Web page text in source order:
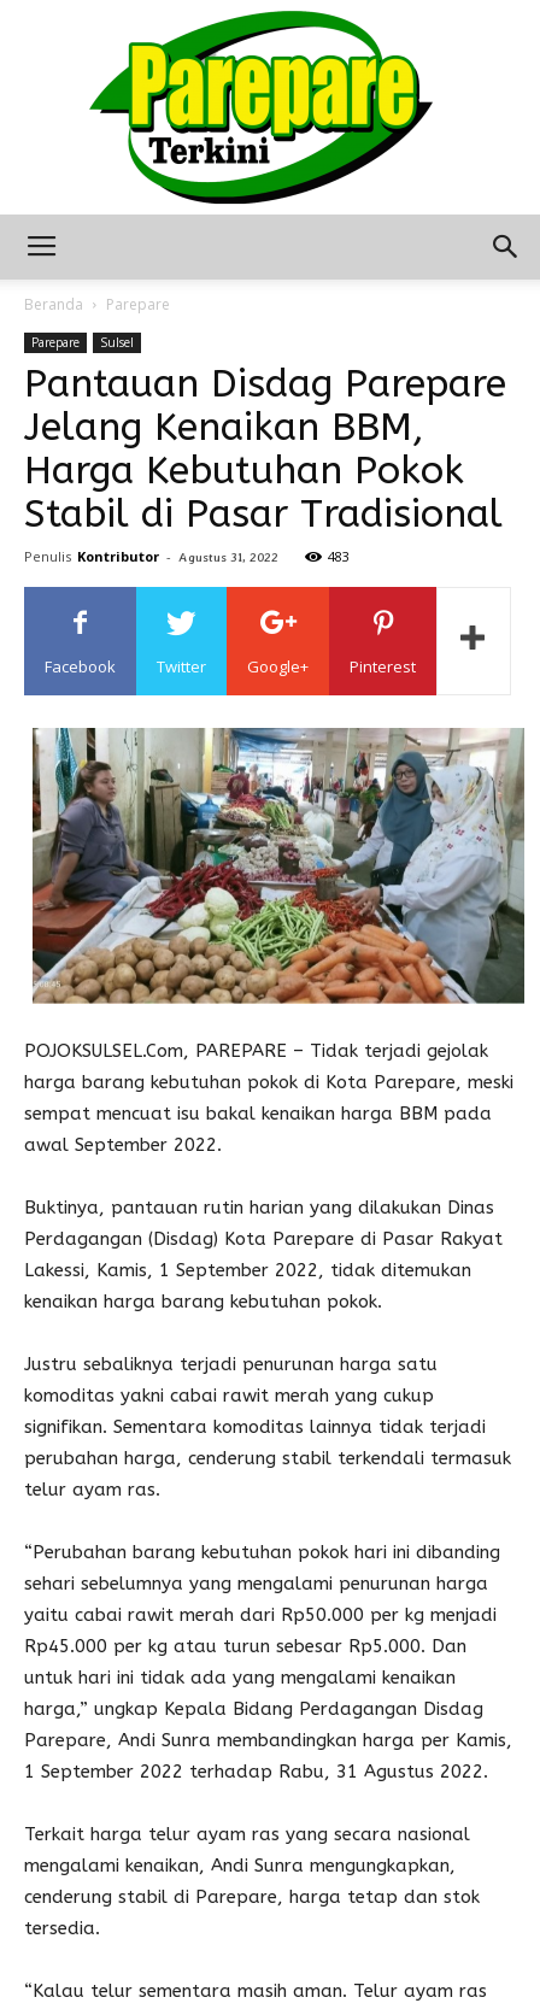
Terkini
Seputar
Sulawesi
Beranda Parepare
Parepare Sulsel
Pantauan Disdag Parepare
Jelang Kenaikan BBM,
Harga Kebutuhan Pokok
Stabil di Pasar Tradisional
Penulis Kontributor - Agustus 31, 2022 483
Facebook Twitter Google+ Pinterest
POJOKSULSEL.Com, PAREPARE – Tidak terjadi gejolak
harga barang kebutuhan pokok di Kota Parepare, meski
sempat mencuat isu bakal kenaikan harga BBM pada
awal September 2022.
Buktinya, pantauan rutin harian yang dilakukan Dinas
Perdagangan (Disdag) Kota Parepare di Pasar Rakyat
Lakessi, Kamis, 1 September 2022, tidak ditemukan
kenaikan harga barang kebutuhan pokok.
Justru sebaliknya terjadi penurunan harga satu
komoditas yakni cabai rawit merah yang cukup
signifikan. Sementara komoditas lainnya tidak terjadi
perubahan harga, cenderung stabil terkendali termasuk
telur ayam ras.
“Perubahan barang kebutuhan pokok hari ini dibanding
sehari sebelumnya yang mengalami penurunan harga
yaitu cabai rawit merah dari Rp50.000 per kg menjadi
Rp45.000 per kg atau turun sebesar Rp5.000. Dan
untuk hari ini tidak ada yang mengalami kenaikan
harga,” ungkap Kepala Bidang Perdagangan Disdag
Parepare, Andi Sunra membandingkan harga per Kamis,
1 September 2022 terhadap Rabu, 31 Agustus 2022.
Terkait harga telur ayam ras yang secara nasional
mengalami kenaikan, Andi Sunra mengungkapkan,
cenderung stabil di Parepare, harga tetap dan stok
tersedia.
“Kalau telur sementara masih aman. Telur ayam ras